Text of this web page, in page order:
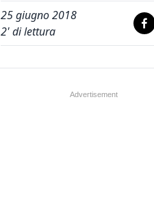
25 giugno 2018
2' di lettura